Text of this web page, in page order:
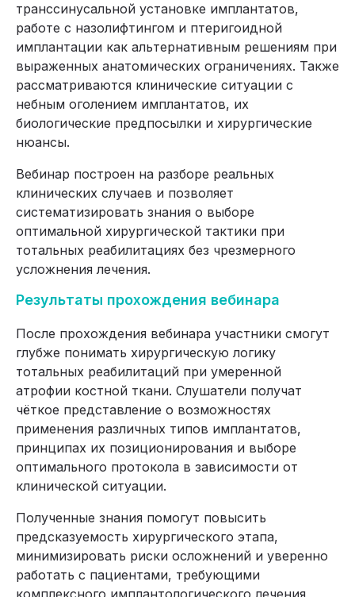
транссинусальной установке имплантатов,
работе с назолифтингом и птеригоидной
имплантации как альтернативным решениям при
выраженных анатомических ограничениях. Также
рассматриваются клинические ситуации с
небным оголением имплантатов, их
биологические предпосылки и хирургические
нюансы.
Вебинар построен на разборе реальных
клинических случаев и позволяет
систематизировать знания о выборе
оптимальной хирургической тактики при
тотальных реабилитациях без чрезмерного
усложнения лечения.
Результаты прохождения вебинара
После прохождения вебинара участники смогут
глубже понимать хирургическую логику
тотальных реабилитаций при умеренной
атрофии костной ткани. Слушатели получат
чёткое представление о возможностях
применения различных типов имплантатов,
принципах их позиционирования и выборе
оптимального протокола в зависимости от
клинической ситуации.
Полученные знания помогут повысить
предсказуемость хирургического этапа,
минимизировать риски осложнений и уверенно
работать с пациентами, требующими
комплексного имплантологического лечения.